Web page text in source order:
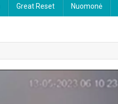
Great Reset Nuomonė